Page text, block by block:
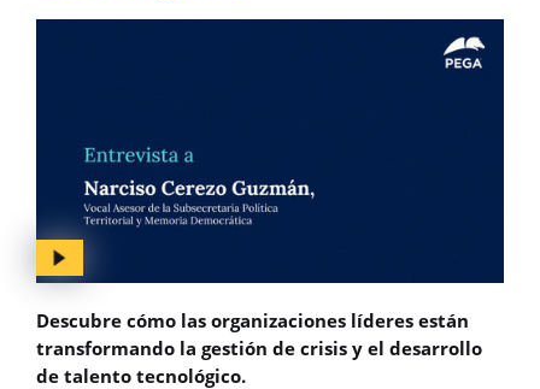
Descubre cómo las organizaciones líderes están
transformando la gestión de crisis y el desarrollo
de talento tecnológico.